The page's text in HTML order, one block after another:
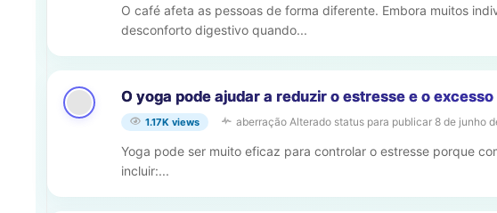
O café afeta as pessoas de forma diferente. Embora muitos
desconforto digestivo quando...
O yoga pode ajudar a reduzir o estresse e o
1.17K views aberração Alterado status para publicar 8 de junho
Yoga pode ser muito eficaz para controlar o estresse porque
incluir:...